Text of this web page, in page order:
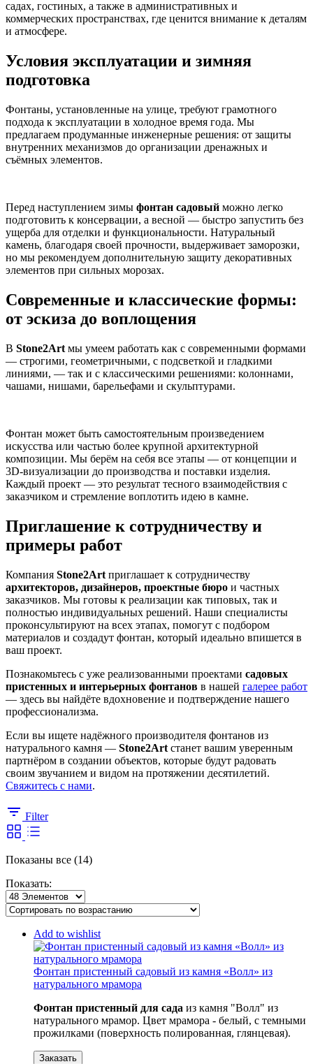
садах, гостиных, а также в административных и
коммерческих пространствах, где ценится внимание к деталям
и атмосфере.
Условия эксплуатации и зимняя
подготовка
Фонтаны, установленные на улице, требуют грамотного
подхода к эксплуатации в холодное время года. Мы
предлагаем продуманные инженерные решения: от защиты
внутренних механизмов до организации дренажных и
съёмных элементов.
Перед наступлением зимы фонтан садовый можно легко
подготовить к консервации, а весной — быстро запустить без
ущерба для отделки и функциональности. Натуральный
камень, благодаря своей прочности, выдерживает заморозки,
но мы рекомендуем дополнительную защиту декоративных
элементов при сильных морозах.
Современные и классические формы:
от эскиза до воплощения
В Stone2Art мы умеем работать как с современными формами
— строгими, геометричными, с подсветкой и гладкими
линиями, — так и с классическими решениями: колоннами,
чашами, нишами, барельефами и скульптурами.
Фонтан может быть самостоятельным произведением
искусства или частью более крупной архитектурной
композиции. Мы берём на себя все этапы — от концепции и
3D-визуализации до производства и поставки изделия.
Каждый проект — это результат тесного взаимодействия с
заказчиком и стремление воплотить идею в камне.
Приглашение к сотрудничеству и
примеры работ
Компания Stone2Art приглашает к сотрудничеству
архитекторов, дизайнеров, проектные бюро и частных
заказчиков. Мы готовы к реализации как типовых, так и
полностью индивидуальных решений. Наши специалисты
проконсультируют на всех этапах, помогут с подбором
материалов и создадут фонтан, который идеально впишется в
ваш проект.
Познакомьтесь с уже реализованными проектами садовых
пристенных и интерьерных фонтанов в нашей галерее работ
— здесь вы найдёте вдохновение и подтверждение нашего
профессионализма.
Если вы ищете надёжного производителя фонтанов из
натурального камня — Stone2Art станет вашим уверенным
партнёром в создании объектов, которые будут радовать
своим звучанием и видом на протяжении десятилетий.
Свяжитесь с нами.
Filter
Показаны все (14)Сортировка:
Показать:
Add to wishlist
Фонтан пристенный садовый из камня «Волл» из
натурального мрамора
Фонтан пристенный для сада из камня "Волл" из
натурального мрамор. Цвет мрамора - белый, с темными
прожилками (поверхность полированная, глянцевая).
Заказать